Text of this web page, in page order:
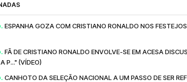
ESPANHA GOZA COM CRISTIANO RONALDO NOS
FÃ DE CRISTIANO RONALDO ENVOLVE-SE EM ACESA
P..." (VÍDEO)
CANHOTO DA SELEÇÃO NACIONAL A UM PASSO DE SER